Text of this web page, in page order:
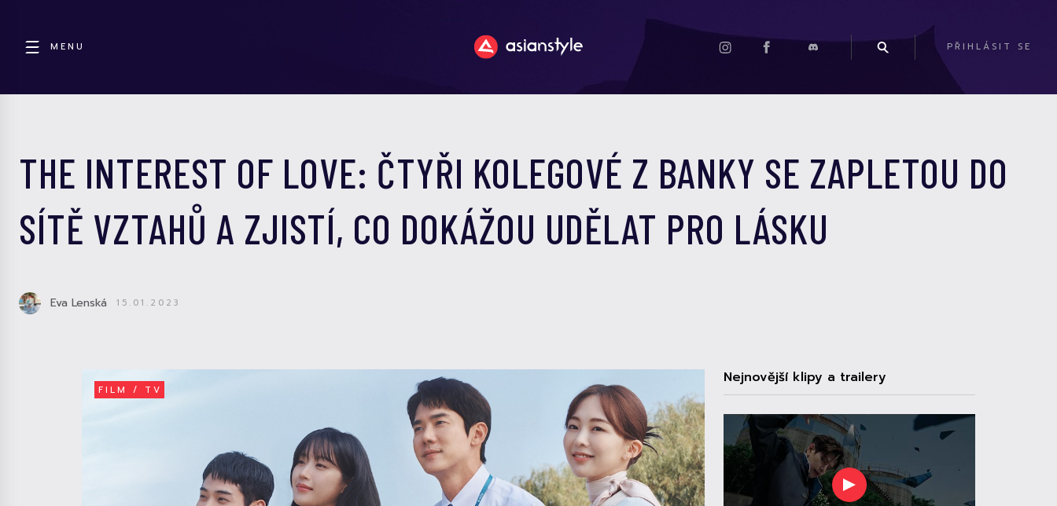
MENU PŘIHLÁSIT SE
THE INTEREST OF LOVE: ČTYŘI KOLEGOVÉ Z BANKY SE ZAPLETOU DO
SÍTĚ VZTAHŮ A ZJISTÍ, CO DOKÁŽOU UDĚLAT PRO LÁSKU
Eva Lenská 15.01.2023
FILM / TV
Nejnovější klipy a trailery